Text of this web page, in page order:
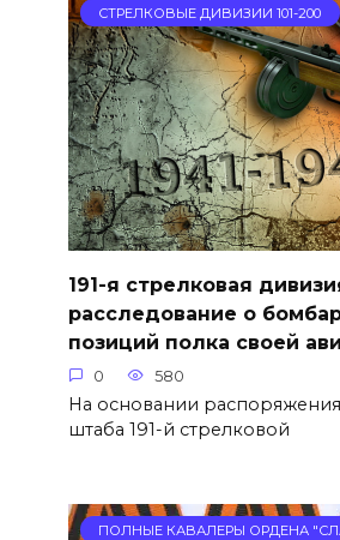
СТРЕЛКОВЫЕ ДИВИЗИИ 101-200
191-я стрелковая
расследование о
позиций полка своей
0 580
На основании
штаба 191-й стрелковой
ПОЛНЫЕ КАВАЛЕРЫ ОРДЕНА